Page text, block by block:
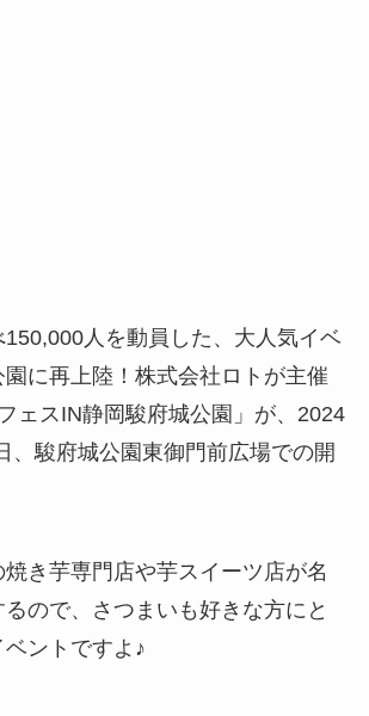
人を動員した、大人気イベ
に再上陸！株式会社ロトが主催
ェスIN静岡駿府城公園」が、2024
、駿府城公園東御門前広場での開
き芋専門店や芋スイーツ店が名
ので、さつまいも好きな方にと
ントですよ♪